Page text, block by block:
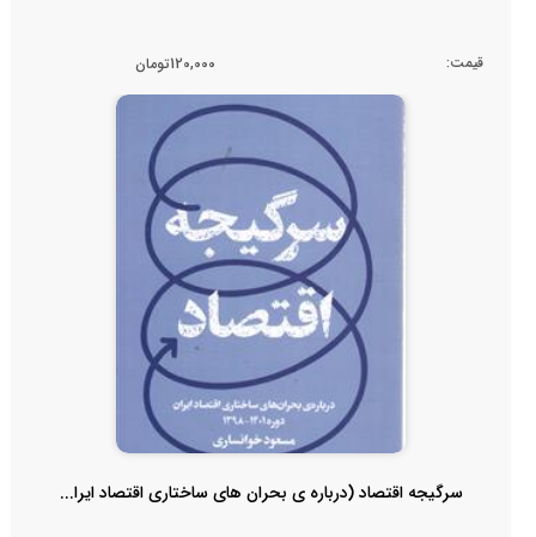
قیمت: 120,000تومان
سرگیجه اقتصاد (درباره ی بحران های ساختاری اقتصاد ایرا...